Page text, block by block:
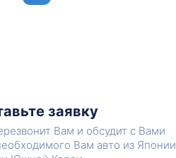
заявку
Вам и обсудит с Вами
Вам авто из Японии